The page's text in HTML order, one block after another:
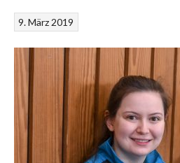
9. März 2019